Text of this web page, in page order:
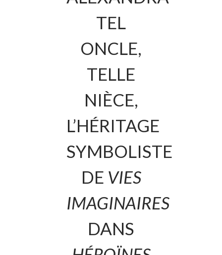
TEL
ONCLE,
TELLE
NIÈCE,
L’HÉRITAGE
SYMBOLISTE
DE VIES
IMAGINAIRES
DANS